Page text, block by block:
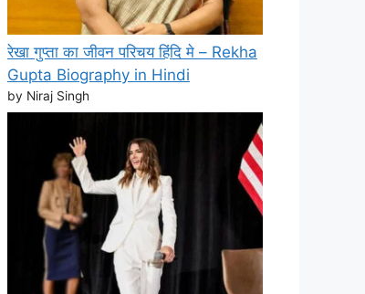
रेखा गुप्ता का जीवन परिचय हिंदि मे – Rekha
Gupta Biography in Hindi
by Niraj Singh